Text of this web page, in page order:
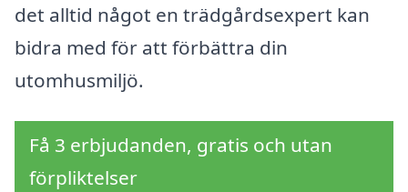
det alltid något en trädgårdsexpert kan
bidra med för att förbättra din
utomhusmiljö.
Få 3 erbjudanden, gratis och utan
förpliktelser